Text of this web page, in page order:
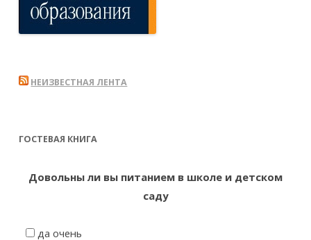
НЕИЗВЕСТНАЯ ЛЕНТА
ГОСТЕВАЯ КНИГА
Довольны ли вы питанием в школе и детском
саду
да очень